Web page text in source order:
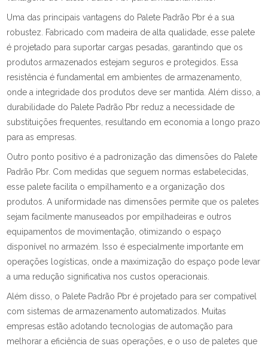
Uma das principais vantagens do Palete Padrão Pbr é a sua
robustez. Fabricado com madeira de alta qualidade, esse palete
é projetado para suportar cargas pesadas, garantindo que os
produtos armazenados estejam seguros e protegidos. Essa
resistência é fundamental em ambientes de armazenamento,
onde a integridade dos produtos deve ser mantida. Além disso, a
durabilidade do Palete Padrão Pbr reduz a necessidade de
substituições frequentes, resultando em economia a longo prazo
para as empresas.
Outro ponto positivo é a padronização das dimensões do Palete
Padrão Pbr. Com medidas que seguem normas estabelecidas,
esse palete facilita o empilhamento e a organização dos
produtos. A uniformidade nas dimensões permite que os paletes
sejam facilmente manuseados por empilhadeiras e outros
equipamentos de movimentação, otimizando o espaço
disponível no armazém. Isso é especialmente importante em
operações logísticas, onde a maximização do espaço pode levar
a uma redução significativa nos custos operacionais.
Além disso, o Palete Padrão Pbr é projetado para ser compatível
com sistemas de armazenamento automatizados. Muitas
empresas estão adotando tecnologias de automação para
melhorar a eficiência de suas operações, e o uso de paletes que